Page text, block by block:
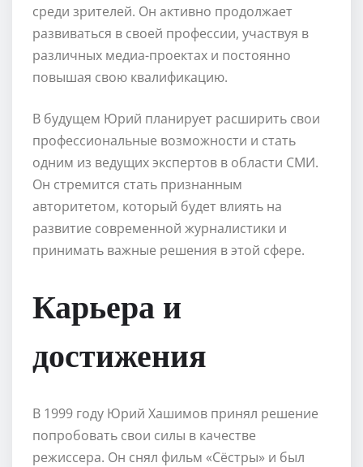
среди зрителей. Он активно продолжает
развиваться в своей профессии, участвуя в
различных медиа-проектах и постоянно
повышая свою квалификацию.
В будущем Юрий планирует расширить свои
профессиональные возможности и стать
одним из ведущих экспертов в области СМИ.
Он стремится стать признанным
авторитетом, который будет влиять на
развитие современной журналистики и
принимать важные решения в этой сфере.
Карьера и
достижения
В 1999 году Юрий Хашимов принял решение
попробовать свои силы в качестве
режиссера. Он снял фильм «Сёстры» и был